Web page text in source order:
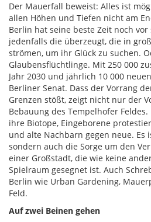
Der Mauerfall beweist: Alles ist
allen Höhen und Tiefen nicht am
Berlin hat seine beste Zeit noch vor
jedenfalls die überzeugt, die in
strömen, um ihr Glück zu suchen.
Glaubensflüchtlinge. Mit 250 000
Jahr 2030 und jährlich 10 000
Berliner Senat. Dass der Vorrang
Grenzen stößt, zeigt nicht nur der
Bebauung des Tempelhofer
ihre Biotope, Eingeborene
und alte Nachbarn gegen neue. Es
sondern auch die Sorge um den
einer Großstadt, die wie keine
Spielraum gesegnet ist. Auch
Berlin wie Urban Gardening,
Feld.
Auf zwei Beinen gehen